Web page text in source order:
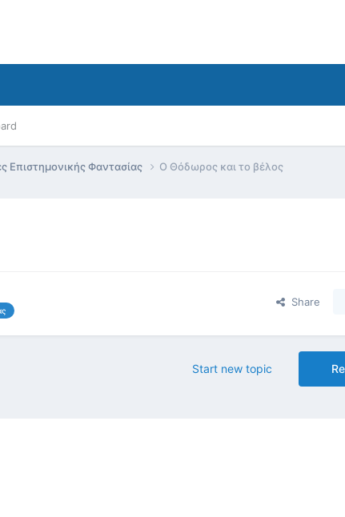
Επιστημονικής Φαντασίας Ο Θόδωρος και το βέλος
Share
Start new topic